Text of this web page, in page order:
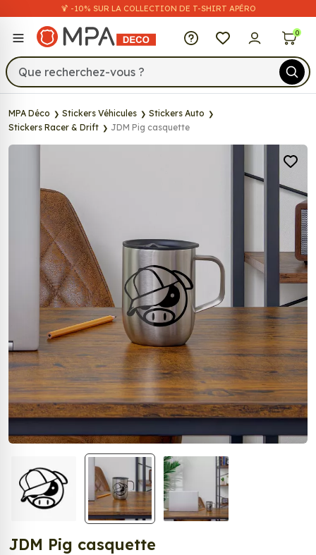
🍹 -10% SUR LA COLLECTION DE T-SHIRT APÉRO
MPA Déco 0
MPA Déco Stickers Véhicules
Stickers Auto
Stickers Racer & Drift
JDM Pig casquette
JDM Pig casquette